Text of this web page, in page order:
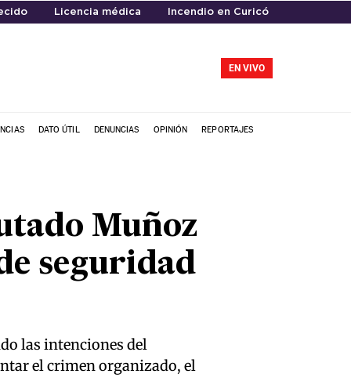
Licencia médica Incendio en Curicó
EN VIVO
DATO ÚTIL DENUNCIAS OPINIÓN REPORTAJES
Muñoz
seguridad
las intenciones del
el crimen organizado, el